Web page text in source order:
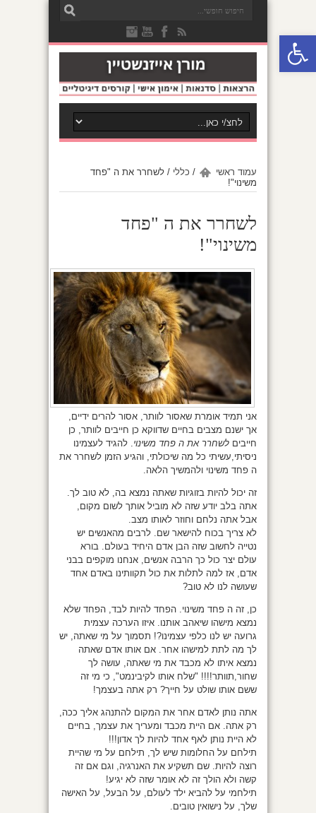
פתח סרגל נגישות
עמוד ראשי / כללי / לשחרר את ה "פחד
משינוי"!
לשחרר את ה "פחד
משינוי"!
אני תמיד אומרת שאסור לוותר, אסור להרים ידיים,
אך ישנם מצבים בחיים שדווקא כן חייבים לוותר, כן
חייבים לשחרר את ה פחד משינוי . להגיד לעצמינו
ניסיתי,עשיתי כל מה שיכולתי, והגיע הזמן לשחרר את
ה פחד משינוי ולהמשיך הלאה.
זה יכול להיות בזוגיות שאתה נמצא בה, לא טוב לך.
אתה בלב יודע שזה לא מוביל אותך לשום מקום,
אבל אתה נלחם וחוזר לאותו מצב.
לא צריך בכוח להישאר שם. לרבים מהאנשים יש
נטייה לחשוב שזה הבן אדם היחיד בעולם. בורא
עולם יצר כול כך הרבה אנשים, אנחנו מוקפים בבני
אדם, אז למה לתלות את כול תקוותינו באדם אחד
שעושה לנו לא טוב?
כן, זה ה פחד משינוי. הפחד להיות לבד, הפחד שלא
נמצא מישהו שיאהב אותנו. איזו הערכה עצמית
גרועה יש לנו כלפי עצמינו?! תסמוך על מי שאתה, יש
לך מה לתת למישהו אחר. אם אותו אדם שאתה
נמצא איתו לא מכבד את מי שאתה, עושה לך
שחור,תוותר!!!! "שלח אותו לקיבינמט", כי מי זה
ששם אותו שולט על חייך? רק אתה בעצמך!
אתה נותן לאדם אחר את המקום להתנהג אליך ככה,
רק אתה. אם היית מכבד ומעריך את עצמך, בחיים
לא היית נותן לאף אחד להיות לך אדון!!!
תילחם על החלומות שיש לך, תילחם על מי שהיית
רוצה להיות. שם תשקיע את האנרגיה, וגם אם זה
קשה ולא הולך זה לא אומר שזה לא יגיע!
תילחמי על להביא ילד לעולם, על הבעל, על האישה
שלך, על נישואין טובים.